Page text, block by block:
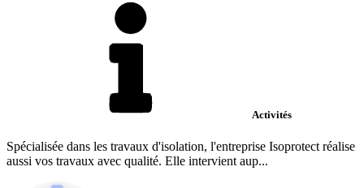
Activités
Spécialisée dans les travaux d'isolation, l'entreprise Isoprotect réalise
aussi vos travaux avec qualité. Elle intervient aup...